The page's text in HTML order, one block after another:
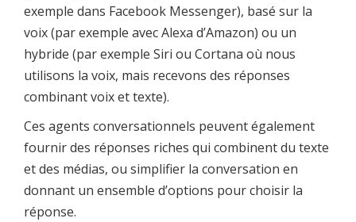
exemple dans Facebook Messenger), basé sur la
voix (par exemple avec Alexa d’Amazon) ou un
hybride (par exemple Siri ou Cortana où nous
utilisons la voix, mais recevons des réponses
combinant voix et texte).
Ces agents conversationnels peuvent également
fournir des réponses riches qui combinent du texte
et des médias, ou simplifier la conversation en
donnant un ensemble d’options pour choisir la
réponse.